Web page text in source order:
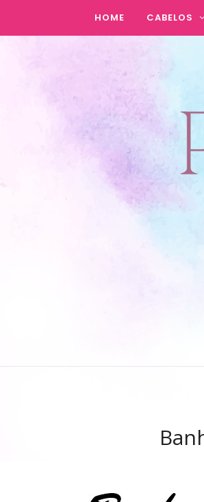
HOME CABELOS